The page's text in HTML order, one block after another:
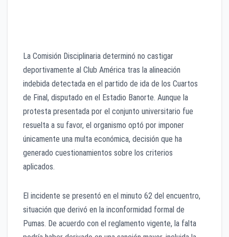
La Comisión Disciplinaria determinó no castigar
deportivamente al Club América tras la alineación
indebida detectada en el partido de ida de los Cuartos
de Final, disputado en el Estadio Banorte. Aunque la
protesta presentada por el conjunto universitario fue
resuelta a su favor, el organismo optó por imponer
únicamente una multa económica, decisión que ha
generado cuestionamientos sobre los criterios
aplicados.
El incidente se presentó en el minuto 62 del encuentro,
situación que derivó en la inconformidad formal de
Pumas. De acuerdo con el reglamento vigente, la falta